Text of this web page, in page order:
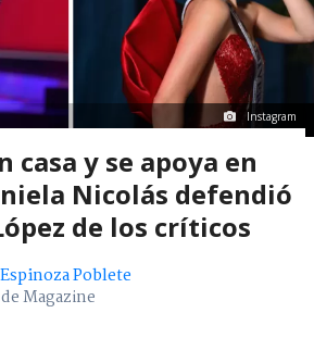
Instagram
casa y se apoya en
Nicolás defendió
de los críticos
Poblete
Magazine